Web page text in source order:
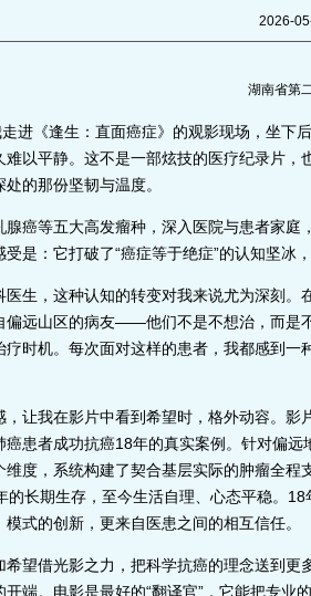
2026-
湖南省第
《逢生：直面癌症》的观影现场，坐下
以平静。这不是一部炫技的医疗纪录片
的那份坚韧与温度。
等五大高发瘤种，深入医院与患者家庭
是：它打破了“癌症等于绝症”的认知坚冰
，这种认知的转变对我来说尤为深刻。
偏远山区的病友——他们不是不想治，而是
疗时机。每次面对这样的患者，我都感到
我在影片中看到希望时，格外动容。影
癌患者成功抗癌18年的真实案例。针对偏
维度，系统构建了契合基层实际的肿瘤全
的长期生存，至今生活自理、心态平稳。
式的创新，更来自医患之间的相互信任。
借光影之力，把科学抗癌的理念送到更
开端。电影是最好的“翻译官”，它能把专